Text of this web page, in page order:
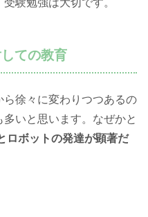
験勉強は大切です。
ての教育
ら徐々に変わりつつあるの
いと思います。なぜかと
ロボットの発達が顕著だ